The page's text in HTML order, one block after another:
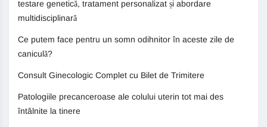
testare genetică, tratament personalizat și abordare
multidisciplinară
Ce putem face pentru un somn odihnitor în aceste zile de
caniculă?
Consult Ginecologic Complet cu Bilet de Trimitere
Patologiile precanceroase ale colului uterin tot mai des
întâlnite la tinere